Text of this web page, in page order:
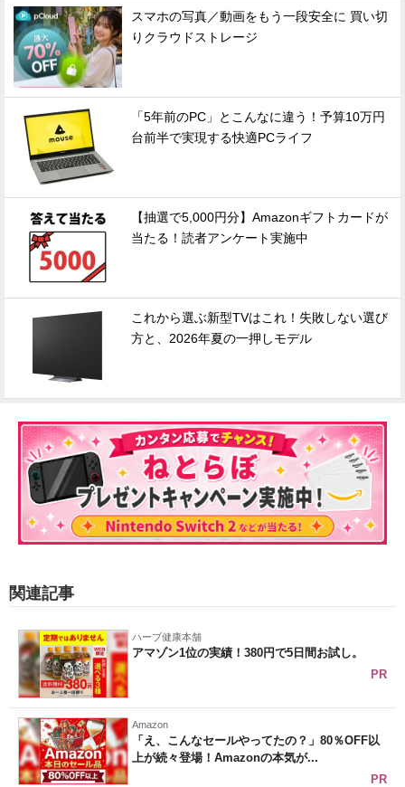
スマホの写真／動画をもう一段安全に 買い切
りクラウドストレージ
「5年前のPC」とこんなに違う！予算10万円
台前半で実現する快適PCライフ
【抽選で5,000円分】Amazonギフトカードが
当たる！読者アンケート実施中
これから選ぶ新型TVはこれ！失敗しない選び
方と、2026年夏の一押しモデル
関連記事
ハーブ健康本舗
アマゾン1位の実績！380円で5日間お試し。
PR
Amazon
「え、こんなセールやってたの？」80％OFF以
上が続々登場！Amazonの本気が...
PR